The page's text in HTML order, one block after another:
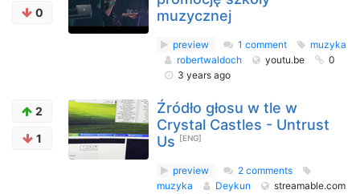
0
muzycznej
preview 1 comment
muzyka
robertwaldoch
youtu.be
0
3 years ago
2
1
Źródło głosu w tle w
Crystal Castles - Untrust
Us [ENG]
preview
2 comments
muzyka
Deykun
streamable.com